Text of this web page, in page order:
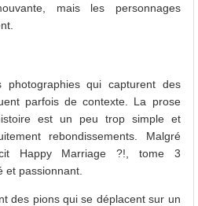
mais les personnages
photographies qui capturent des
parfois de contexte. La prose
est un peu trop simple et
rebondissements. Malgré
Happy Marriage ?!, tome 3
et passionnant.
des pions qui se déplacent sur un